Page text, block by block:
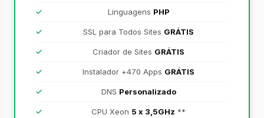
Linguagens PHP
SSL para Todos Sites GRÁTIS
Criador de Sites GRÁTIS
Instalador +470 Apps GRÁTIS
DNS Personalizado
CPU Xeon 5 x 3,5GHz **